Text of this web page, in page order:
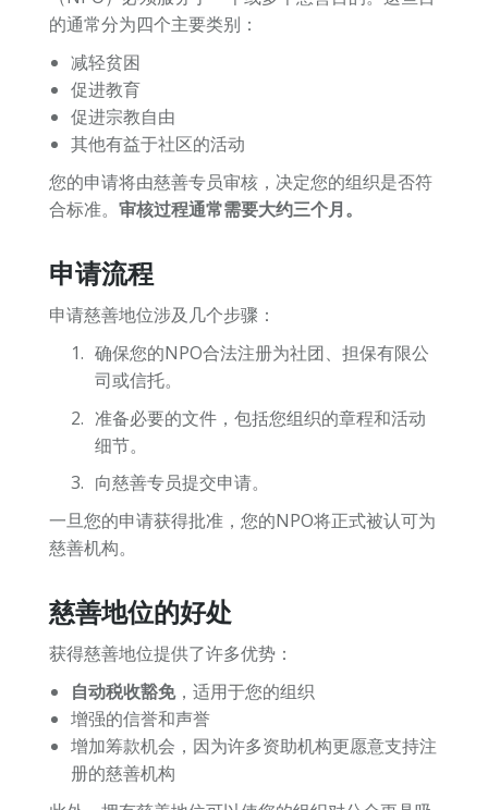
的通常分为四个主要类别：
减轻贫困
促进教育
促进宗教自由
其他有益于社区的活动
您的申请将由慈善专员审核，决定您的组织是否符
合标准。 审核过程通常需要大约三个月。
申请流程
申请慈善地位涉及几个步骤：
确保您的NPO合法注册为社团、担保有限公
司或信托。
准备必要的文件，包括您组织的章程和活动
细节。
向慈善专员提交申请。
一旦您的申请获得批准，您的NPO将正式被认可为
慈善机构。
慈善地位的好处
获得慈善地位提供了许多优势：
自动税收豁免，适用于您的组织
增强的信誉和声誉
增加筹款机会，因为许多资助机构更愿意支持注
册的慈善机构